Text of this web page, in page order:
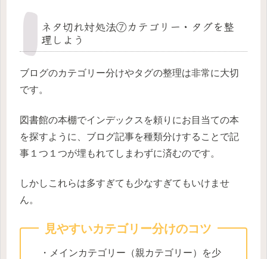
ネタ切れ対処法⑦カテゴリー・タグを整
理しよう
ブログのカテゴリー分けやタグの整理は非常に大切
です。
図書館の本棚でインデックスを頼りにお目当ての本
を探すように、ブログ記事を種類分けすることで記
事１つ１つが埋もれてしまわずに済むのです。
しかしこれらは多すぎても少なすぎてもいけませ
ん。
見やすいカテゴリー分けのコツ
・メインカテゴリー（親カテゴリー）を少